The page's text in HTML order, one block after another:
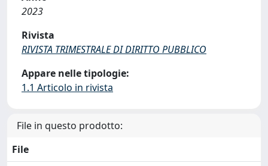
2023
Rivista
RIVISTA TRIMESTRALE DI DIRITTO PUBBLICO
Appare nelle tipologie:
1.1 Articolo in rivista
File in questo prodotto:
File